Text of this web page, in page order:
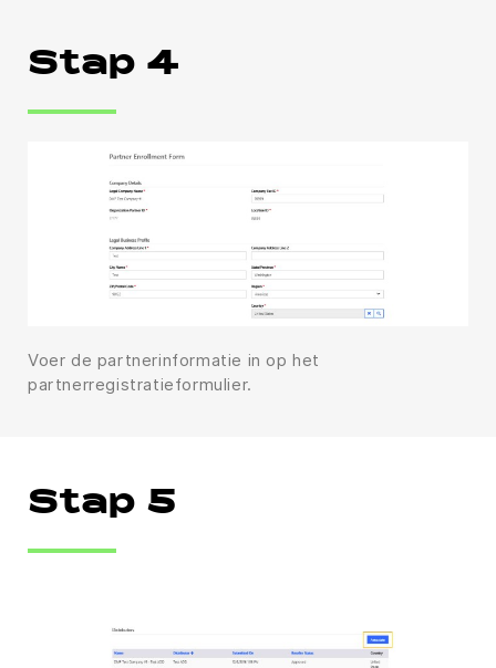
Stap 4
Voer de partnerinformatie in op het
partnerregistratieformulier.
Stap 5